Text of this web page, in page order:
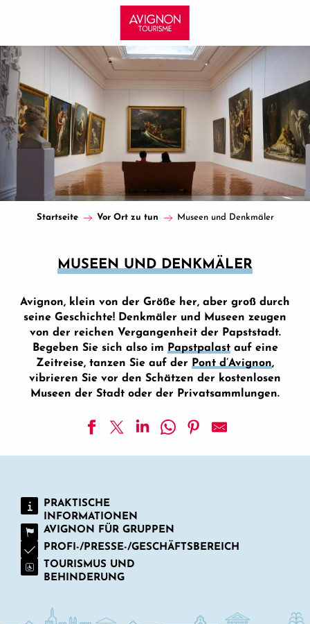
principal
Startseite Vor Ort zu tun Museen und Denkmäler
MUSEEN UND DENKMÄLER
Avignon, klein von der Größe her, aber groß durch
seine Geschichte! Denkmäler und Museen zeugen
von der reichen Vergangenheit der Papststadt.
Begeben Sie sich also im Papstpalastauf eine
Zeitreise, tanzen Sie auf der Pont d’Avignon,
vibrieren Sie vor den Schätzen der kostenlosen
Museen der Stadt oder der Privatsammlungen.
Stiftskirche Saint-Didier
Hôtel Forbin de la Barben
Roues à Aube des Teinturiers
Synagoge in Avignon
Hôtel Madon de Châteaublanc
Hôtel de Montaigu
Kapelle der Schwarzen Büßer (Chapelle des Pénitents
PRAKTISCHE
INFORMATIONEN
AVIGNON FÜR GRUPPEN
PROFI-/PRESSE-/GESCHÄFTSBEREICH
TOURISMUS UND
BEHINDERUNG